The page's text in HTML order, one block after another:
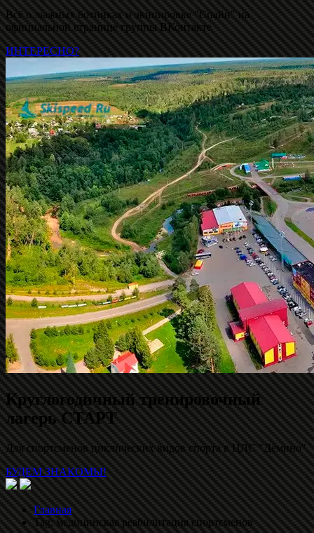
Всё о лыжных ботинках и экипировке "Спайн" на
официальной странице группы ВКонтакте
ИНТЕРЕСНО?
Круглогодичный тренировочный
лагерь СТАРТ
Для спортсменов циклических видов спорта в ЦЛС "Дёмино"
БУДЕМ ЗНАКОМЫ!
Главная
Tag: медицинская реабилитация спортсменов